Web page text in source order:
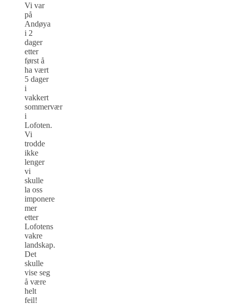
Vi var
på
Andøya
i 2
dager
etter
først å
ha vært
5 dager
i
vakkert
sommervær
i
Lofoten.
Vi
trodde
ikke
lenger
vi
skulle
la oss
imponere
mer
etter
Lofotens
vakre
landskap.
Det
skulle
vise seg
å være
helt
feil!